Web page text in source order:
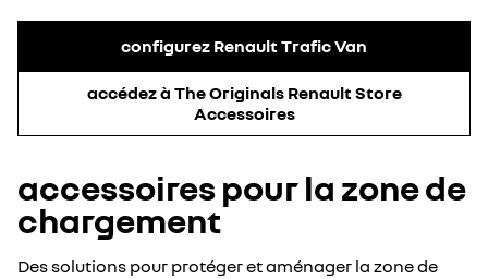
configurez Renault Trafic Van
accédez à The Originals Renault Store
Accessoires
accessoires pour la zone de
chargement
Des solutions pour protéger et aménager la zone de